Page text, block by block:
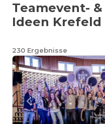
Teamevent-
Ideen Krefeld
230 Ergebnisse